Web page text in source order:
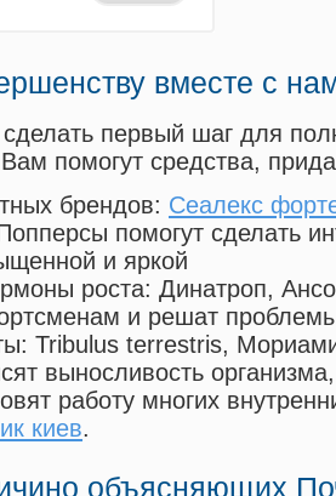
вместе с
первый шаг для
помогут средства,
брендов: Сеалекс
помогут сделать
и яркой
роста: Динатроп,
и решат
Tribulus terrestris,
выносливость
работу многих
киев.
объясняющих